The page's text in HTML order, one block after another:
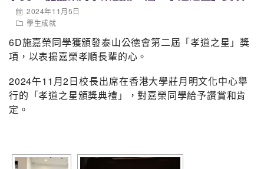
季軍5A-5 陳雅文 周梓丹 夏婉晴 林兆樟 胡子軒
中六
冠軍6B-4 陳振譽 方瑞鋒 李宇軒 艾梓豪
譚正豪
王俊皓 黃凱豐
季軍6A-3 鄭斯敏 徐苑琪 羅寶盈 李梓甄 黃達琦 鄭舒齡
中四級： 4A 中五級： 5A 中六級： 6B
2024年11月5日
學生成就
6D施嘉榮同學獲頒發泰山公德會第二屆「孝道之星」獎
項，以表揚嘉榮孝順長輩的心。
2024午11月2日校長出席在香港大學莊月明文化中心舉
行的「孝道之星頒獎典禮」，對嘉榮同學給予讚賞和肯
定。